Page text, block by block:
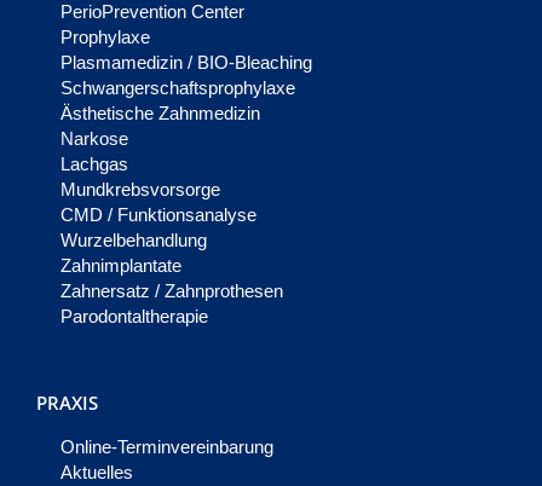
PerioPrevention Center
Prophylaxe
Plasmamedizin / BIO-Bleaching
Schwangerschaftsprophylaxe
Ästhetische Zahnmedizin
Narkose
Lachgas
Mundkrebsvorsorge
CMD / Funktionsanalyse
Wurzelbehandlung
Zahnimplantate
Zahnersatz / Zahnprothesen
Parodontaltherapie
PRAXIS
Online-Terminvereinbarung
Aktuelles